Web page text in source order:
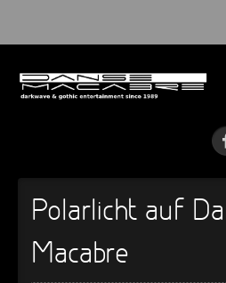
NEWS
Polarlicht auf
Macabre